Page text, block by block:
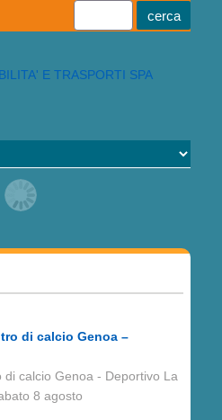
di calcio Genoa –
di calcio Genoa - Deportivo La
8 agosto